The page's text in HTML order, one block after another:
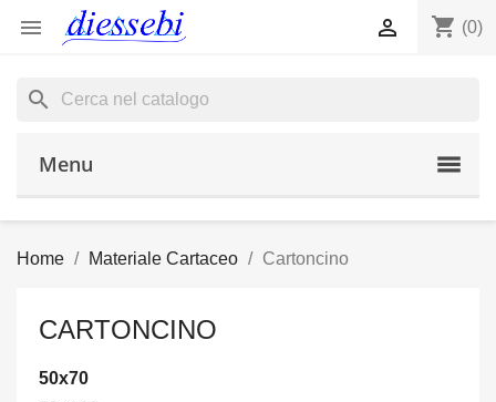
 shopping_cart (0)

search
Menu
Home Materiale Cartaceo Cartoncino
CARTONCINO
50x70